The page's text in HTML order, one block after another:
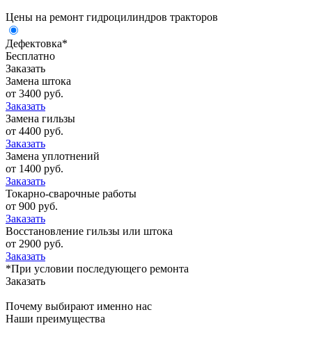
Цены на ремонт гидроцилиндров тракторов
Дефектовка*
Бесплатно
Заказать
Замена штока
от 3400 руб.
Заказать
Замена гильзы
от 4400 руб.
Заказать
Замена уплотнений
от 1400 руб.
Заказать
Токарно-сварочные работы
от 900 руб.
Заказать
Восстановление гильзы или штока
от 2900 руб.
Заказать
*При условии последующего ремонта
Заказать
Почему выбирают именно нас
Наши преимущества